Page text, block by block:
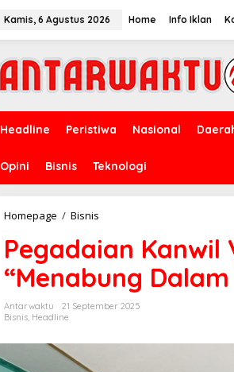
Kamis, 6 Agustus 2026 Home Info Iklan
Headline Peristiwa Nasional
Opini Bisnis Teknologi
Homepage / Bisnis
VIII
Jakarta
1
Beri
Edukasi
Perspektif
Pegadaian Kanwil
“Menabung
Antarwaktu
21 September 2025
Bisnis, Headline